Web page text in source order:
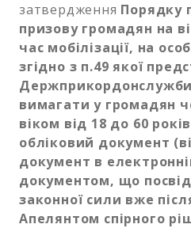
затвердження Порядку
призову громадян на
час мобілізації, на
згідно з п.49 якої
вимагати у громадян
віком від 18 до 60
обліковий документ
документ в
документом, що
законної сили вже
Апелянтом спірного